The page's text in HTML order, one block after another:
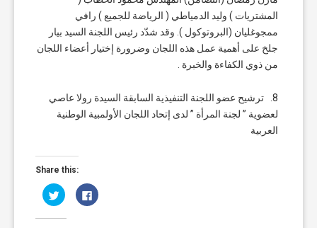
المشتريات ) وليد الدمياطي ( الرياضة للجميع ) رافي
ممجوغليان (البروتوكول ). وقد شدّد رئيس اللجنة السيد بيار
جلخ على أهمية عمل هذه اللجان وضرورة إختيار أعضاء اللجان
من ذوي الكفاءة والخبرة .
8. ترشيح عضو اللجنة التنفيذية السابقة السيدة رولا عاصي
لعضوية ” لجنة المرأة ” لدى إتحاد اللجان الأولمبية الوطنية
العربية
Share this:
Click
to
share
on
Click
to